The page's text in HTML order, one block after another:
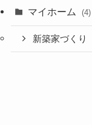
マイホーム (4)
新築家づくり